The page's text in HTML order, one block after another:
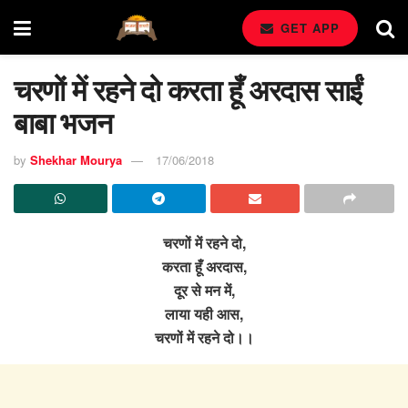
GET APP
चरणों में रहने दो करता हूँ अरदास साईं
बाबा भजन
by Shekhar Mourya 17/06/2018
चरणों में रहने दो,
करता हूँ अरदास,
दूर से मन में,
लाया यही आस,
चरणों में रहने दो।।